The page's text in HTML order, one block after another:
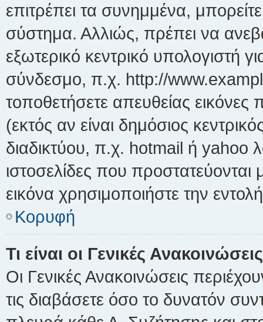
επιτρέπει τα συνημμένα,
σύστημα. Αλλιώς, πρέπει να
εξωτερικό κεντρικό υπολογιστή
σύνδεσμο, π.χ. http://
τοποθετήσετε απευθείας εικόνες
(εκτός αν είναι δημόσιος
διαδικτύου, π.χ. hotmail ή yahoo
ιστοσελίδες που
εικόνα χρησιμοποιήστε την
Κορυφή
Τι είναι οι Γενικές
Οι Γενικές Ανακοινώσεις
τις διαβάσετε όσο το δυνατόν